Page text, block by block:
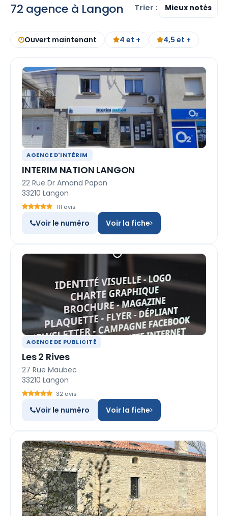
72 agence à Langon Trier :
Ouvert maintenant 4 et + 4,5 et +
AGENCE D'INTÉRIM
INTERIM NATION LANGON
22 Rue Dr Amand Papon
33210 Langon
111 avis
Voir le numéro Voir la fiche
AGENCE DE PUBLICITÉ
Les 2 Rives
27 Rue Maubec
33210 Langon
32 avis
Voir le numéro Voir la fiche